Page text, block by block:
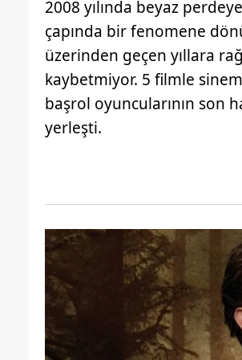
2008 yılında beyaz
çapında bir fenomene
üzerinden geçen yıllara
kaybetmiyor. 5 filmle
başrol oyuncularının son
yerleşti.